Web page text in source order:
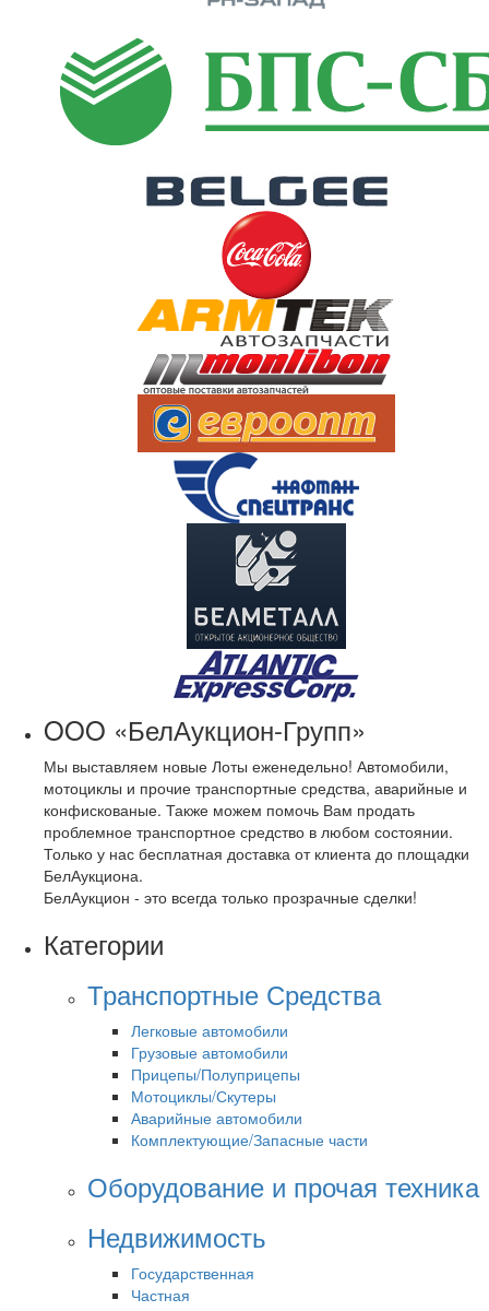
OOO «БелАукцион-Групп»
Мы выставляем новые Лоты еженедельно! Автомобили,
мотоциклы и прочие транспортные средства, аварийные и
конфискованые. Также можем помочь Вам продать
проблемное транспортное средство в любом состоянии.
Только у нас бесплатная доставка от клиента до площадки
БелАукциона.
БелАукцион - это всегда только прозрачные сделки!
Категории
Транспортные Средства
Легковые автомобили
Грузовые автомобили
Прицепы/Полуприцепы
Мотоциклы/Скутеры
Аварийные автомобили
Комплектующие/Запасные части
Оборудование и прочая техника
Недвижимость
Государственная
Частная